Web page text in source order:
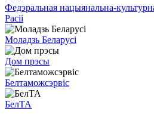
Федэральная нацыянальна-
Расіі
Моладзь Беларусі
Дом прэсы
Белтаможсэрвіс
БелТА